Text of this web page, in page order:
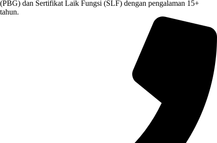
(PBG) dan Sertifikat Laik Fungsi (SLF) dengan pengalaman 15+
tahun.